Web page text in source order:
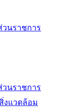
นราชการ
งแวดล้อม
นราชการ